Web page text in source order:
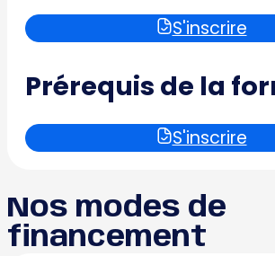
S'inscrire
Prérequis de la
S'inscrire
Nos modes de
financement